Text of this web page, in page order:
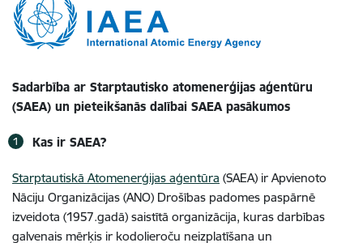
Sadarbība ar Starptautisko atomenerģijas aģentūru
(SAEA) un pieteikšanās dalībai SAEA pasākumos
Kas ir SAEA?
Starptautiskā Atomenerģijas aģentūra (SAEA) ir Apvienoto
Nāciju Organizācijas (ANO) Drošības padomes paspārnē
izveidota (1957.gadā) saistītā organizācija, kuras darbības
galvenais mērķis ir kodolieroču neizplatīšana un